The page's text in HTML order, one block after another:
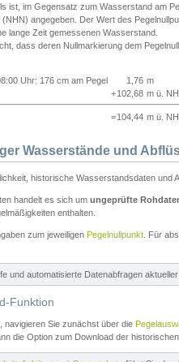
ist, im Gegensatz zum Wasserstand am
angegeben. Der Wert des
lange Zeit gemessenen Wasserstand.
dass deren Nullmarkierung dem
Uhr: 176 cm am Pegel
1,76 m
+102,68 m ü.
=104,44 m ü.
Wasserstände und
historische Wasserstandsdaten und
handelt es sich um ungeprüfte
enthalten.
zum jeweiligen Pegelnullpunkt . Für
und automatisierte Datenabfragen
Funktion
navigieren Sie zunächst über die
die Option zum Download der